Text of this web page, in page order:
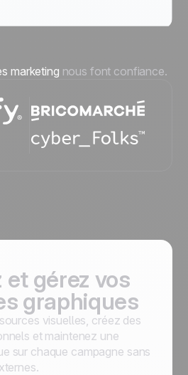
marketing nous font confiance.
et gérez vos
graphiques
visuelles, créez des
et maintenez une
sur chaque campagne sans